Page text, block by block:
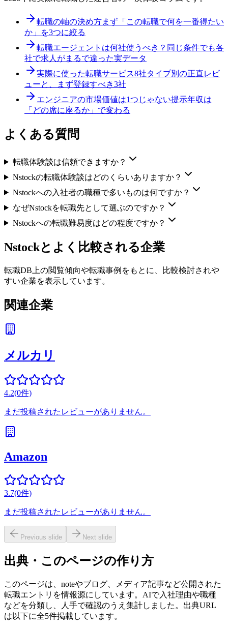
転職の軸の決め方まず「この転職で何を一番得たい
か」を3つに絞る
転職エージェントは何社使うべき？ 同じ条件でも各
社で求人がまるで違った実データ
実際に使った転職サービス8社タイプ別の正直レビ
ューと、まず登録すべき3社
エンジニアの市場価値は1つじゃない提示年収は
「どの席に座るか」で変わる
よくある質問
転職体験談は信頼できますか？
Nstockの転職体験談はどのくらいありますか？
Nstockへの入社者の職種で多いものは何ですか？
なぜNstockを転職先として選ぶのですか？
Nstockへの転職難易度はどの程度ですか？
Nstockとよく比較される企業
転職DB上の閲覧傾向や転職事例をもとに、比較検討されや
すい企業を表示しています。
関連企業
メルカリ
4.2(0件)
まだ投稿されたレビューがありません。
Amazon
3.7(0件)
まだ投稿されたレビューがありません。
Previous slide Next slide
出典・このページの作り方
このページは、noteやブログ、メディア記事など公開された
転職エントリを情報源にしています。AIで入社理由や職種
などを分類し、人手で確認のうえ集計しました。出典URL
は以下に全5件掲載しています。